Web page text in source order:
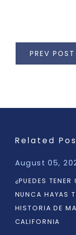
PREV POST
Related
August 05,
¿PUEDES
NUNCA HAYAS
HISTORIA DE
CALIFORNIA